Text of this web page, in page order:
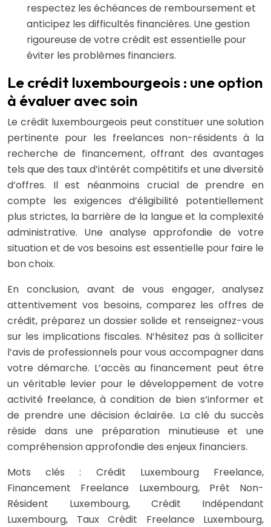
respectez les échéances de remboursement et
anticipez les difficultés financières. Une gestion
rigoureuse de votre crédit est essentielle pour
éviter les problèmes financiers.
Le crédit luxembourgeois : une option
à évaluer avec soin
Le crédit luxembourgeois peut constituer une solution
pertinente pour les freelances non-résidents à la
recherche de financement, offrant des avantages
tels que des taux d’intérêt compétitifs et une diversité
d’offres. Il est néanmoins crucial de prendre en
compte les exigences d’éligibilité potentiellement
plus strictes, la barrière de la langue et la complexité
administrative. Une analyse approfondie de votre
situation et de vos besoins est essentielle pour faire le
bon choix.
En conclusion, avant de vous engager, analysez
attentivement vos besoins, comparez les offres de
crédit, préparez un dossier solide et renseignez-vous
sur les implications fiscales. N’hésitez pas à solliciter
l’avis de professionnels pour vous accompagner dans
votre démarche. L’accès au financement peut être
un véritable levier pour le développement de votre
activité freelance, à condition de bien s’informer et
de prendre une décision éclairée. La clé du succès
réside dans une préparation minutieuse et une
compréhension approfondie des enjeux financiers.
Mots clés : Crédit Luxembourg Freelance,
Financement Freelance Luxembourg, Prêt Non-
Résident Luxembourg, Crédit Indépendant
Luxembourg, Taux Crédit Freelance Luxembourg,